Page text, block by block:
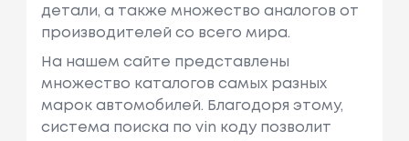
детали, а также множество аналогов от
производителей со всего мира.
На нашем сайте представлены
множество каталогов самых разных
марок автомобилей. Благодоря этому,
система поиска по vin коду позволит